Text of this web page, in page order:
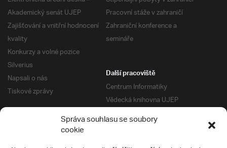
Správa souhlasu se soubory
cookie
Akademický senát UJEP
Zajišťování a vnitřní hodnocení
kvality
Konkurzy a volné pozice
Silverius
Napsali o nás
Tiskové zprávy
Pracovní stáže v zahraničí
Zahraniční konference a
semináře
Další pracoviště
Centrum Informatiky
Vědecká knihovna UJEP
Správa kolejí a menz
Univerzitní centrum podpory